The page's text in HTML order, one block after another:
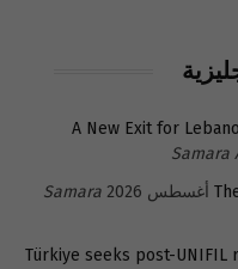
A New Exit for
Samara
Samara
Türkiye seeks post-